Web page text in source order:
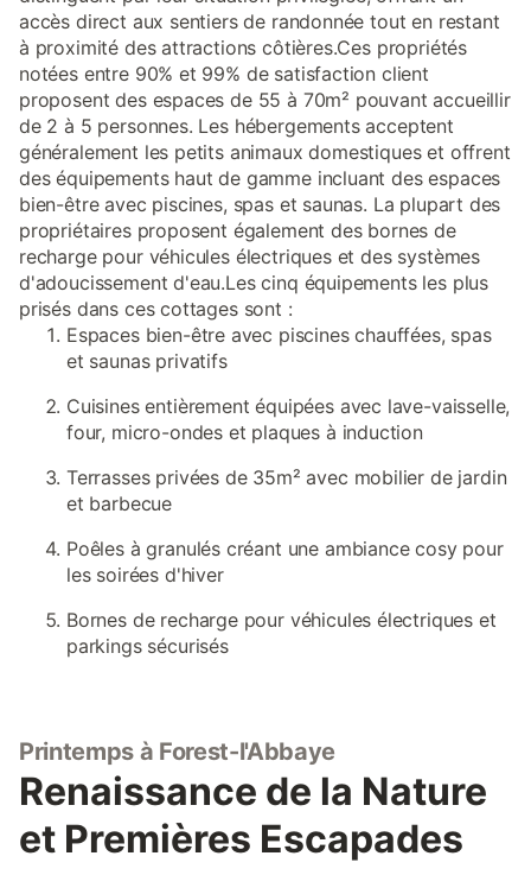
accès direct aux sentiers de randonnée tout en restant
à proximité des attractions côtières.Ces propriétés
notées entre 90% et 99% de satisfaction client
proposent des espaces de 55 à 70m² pouvant accueillir
de 2 à 5 personnes. Les hébergements acceptent
généralement les petits animaux domestiques et offrent
des équipements haut de gamme incluant des espaces
bien-être avec piscines, spas et saunas. La plupart des
propriétaires proposent également des bornes de
recharge pour véhicules électriques et des systèmes
d'adoucissement d'eau.Les cinq équipements les plus
prisés dans ces cottages sont :
Espaces bien-être avec piscines chauffées, spas
et saunas privatifs
Cuisines entièrement équipées avec lave-vaisselle,
four, micro-ondes et plaques à induction
Terrasses privées de 35m² avec mobilier de jardin
et barbecue
Poêles à granulés créant une ambiance cosy pour
les soirées d'hiver
Bornes de recharge pour véhicules électriques et
parkings sécurisés
Printemps à Forest-l'Abbaye
Renaissance de la Nature
et Premières Escapades